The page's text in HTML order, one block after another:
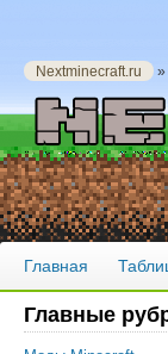
Nextminecraft.ru »
Главная
Главные